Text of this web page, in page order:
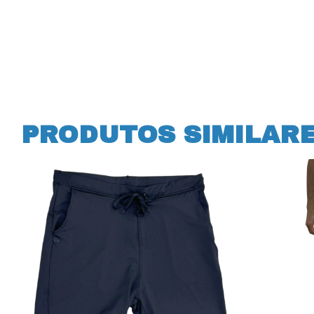
PRODUTOS